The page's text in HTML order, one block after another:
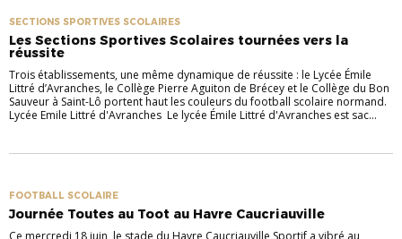
SECTIONS SPORTIVES SCOLAIRES
Les Sections Sportives Scolaires tournées vers la
réussite
Trois établissements, une même dynamique de réussite : le Lycée Émile
Littré d’Avranches, le Collège Pierre Aguiton de Brécey et le Collège du Bon
Sauveur à Saint-Lô portent haut les couleurs du football scolaire normand.
Lycée Emile Littré d'Avranches Le lycée Émile Littré d'Avranches est sac...
FOOTBALL SCOLAIRE
Journée Toutes au Toot au Havre Caucriauville
Ce mercredi 18 juin, le stade du Havre Caucriauville Sportif a vibré au